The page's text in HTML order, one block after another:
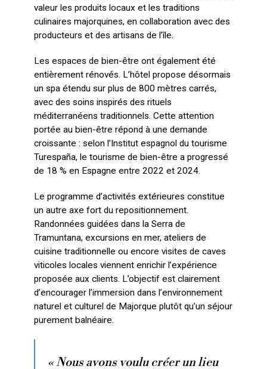
valeur les produits locaux et les traditions
culinaires majorquines, en collaboration avec des
producteurs et des artisans de l’île.
Les espaces de bien-être ont également été
entièrement rénovés. L’hôtel propose désormais
un spa étendu sur plus de 800 mètres carrés,
avec des soins inspirés des rituels
méditerranéens traditionnels. Cette attention
portée au bien-être répond à une demande
croissante : selon l’Institut espagnol du tourisme
Turespaña, le tourisme de bien-être a progressé
de 18 % en Espagne entre 2022 et 2024.
Le programme d’activités extérieures constitue
un autre axe fort du repositionnement.
Randonnées guidées dans la Serra de
Tramuntana, excursions en mer, ateliers de
cuisine traditionnelle ou encore visites de caves
viticoles locales viennent enrichir l’expérience
proposée aux clients. L’objectif est clairement
d’encourager l’immersion dans l’environnement
naturel et culturel de Majorque plutôt qu’un séjour
purement balnéaire.
« Nous avons voulu créer un lieu